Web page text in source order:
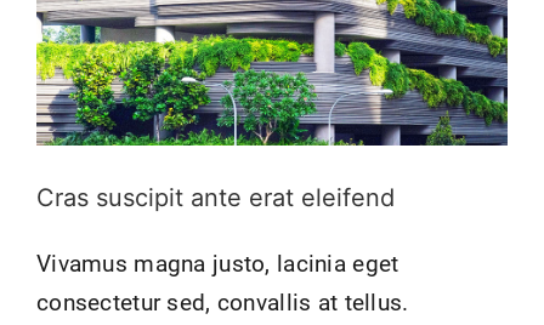
Cras suscipit ante erat eleifend
Vivamus magna justo, lacinia eget
consectetur sed, convallis at tellus.